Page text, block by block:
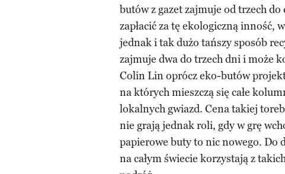
butów z gazet zajmuje od trzech
zapłacić za tę ekologiczną inność,
jednak i tak dużo tańszy sposób
zajmuje dwa do trzech dni i może
Colin Lin oprócz eko-butów
na których mieszczą się całe
lokalnych gwiazd. Cena takiej
nie grają jednak roli, gdy w grę
papierowe buty to nic nowego. Do
na całym świecie korzystają z